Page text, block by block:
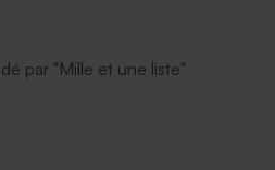
par "Mille et une liste"